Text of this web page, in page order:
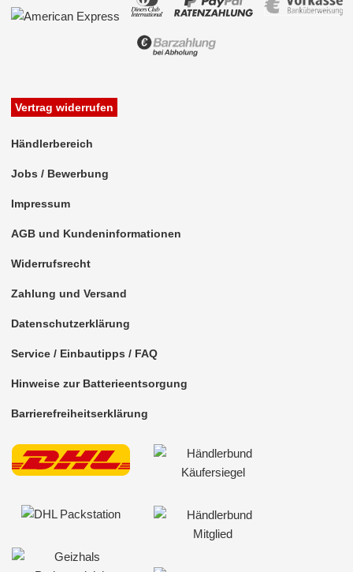
Radioblenden
für Audi
für Chevrolet
für Chrysler
für Citroen
für Dacia
für Daewoo
für Daihatsu
für Dodge
für Eagle
für Ford
Vertrag widerrufen
Händlerbereich
Jobs / Bewerbung
Impressum
AGB und Kundeninformationen
Widerrufsrecht
Zahlung und Versand
Datenschutzerklärung
Service / Einbautipps / FAQ
Hinweise zur Batterieentsorgung
Barrierefreiheitserklärung